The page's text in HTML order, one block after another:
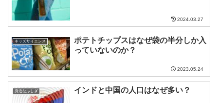
2024.03.27
キッズサイエンス
ポテトチップスはなぜ袋の半分しか入
っていないのか？
2023.05.24
身近なふしぎ インドと中国の人口はなぜ多い？